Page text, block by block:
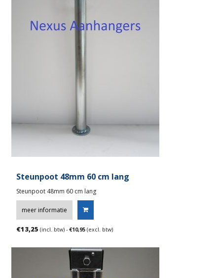
Steunpoot 48mm 60 cm lang
Steunpoot 48mm 60 cm lang
meer informatie
€13,25 (incl. btw) - €10,95(excl. btw)